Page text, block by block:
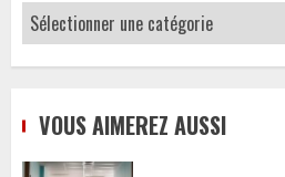
Catégories
VOUS AIMEREZ AUSSI